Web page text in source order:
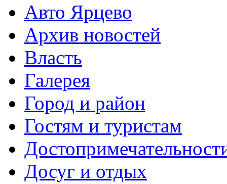
Авто Ярцево
Архив новостей
Власть
Галерея
Город и район
Гостям и туристам
Досуг и отдых